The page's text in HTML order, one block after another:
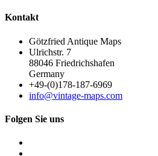
Kontakt
Götzfried Antique Maps
Ulrichstr. 7
88046 Friedrichshafen
Germany
+49-(0)178-187-6969
info@vintage-maps.com
Folgen Sie uns